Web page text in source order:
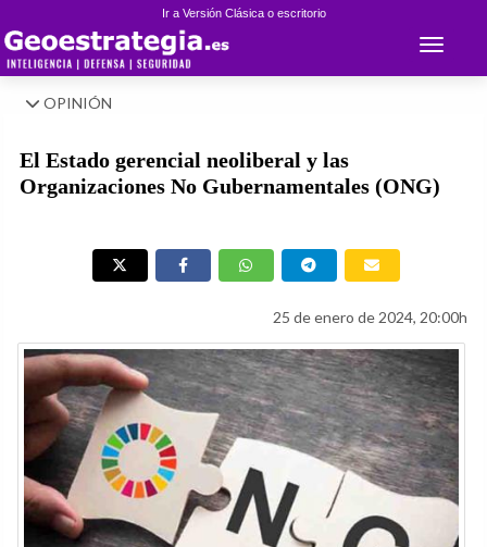
Ir a Versión Clásica o escritorio
Toggle
OPINIÓN
El Estado gerencial neoliberal y las
Organizaciones No Gubernamentales (ONG)
25 de enero de 2024, 20:00h